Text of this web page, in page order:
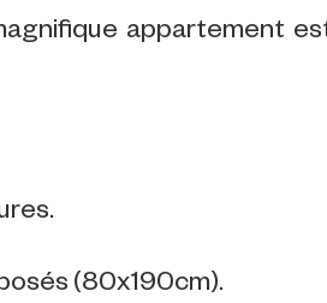
appartement
(80x190cm).